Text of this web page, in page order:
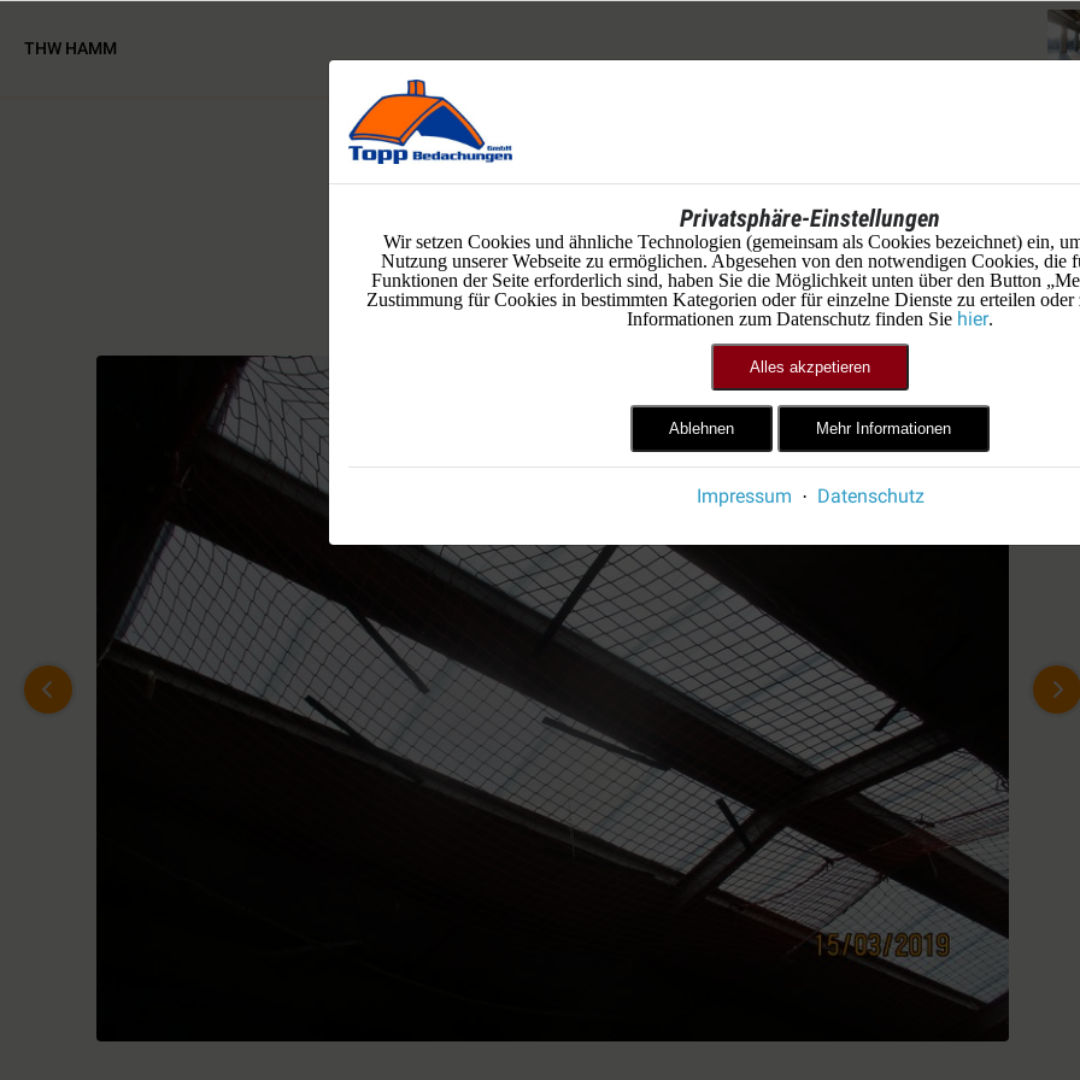
THW HAMM
Privatsphäre-Einstellungen
Wir setzen Cookies und ähnliche Technologien (gemeinsam als Cookies bezeichnet) ein,
Nutzung unserer Webseite zu ermöglichen. Abgesehen von den notwendigen Cookies, die
Funktionen der Seite erforderlich sind, haben Sie die Möglichkeit unten über den Button
Zustimmung für Cookies in bestimmten Kategorien oder für einzelne Dienste zu erteilen
Informationen zum Datenschutz finden Sie hier.
Alles akzpetieren
Ablehnen Mehr Informationen
Impressum · Datenschutz